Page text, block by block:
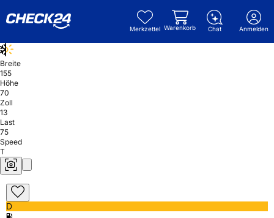
Merkzettel Warenkorb Chat Anmelden
Breite
155
Höhe
70
Zoll
13
Last
75
Speed
T
D